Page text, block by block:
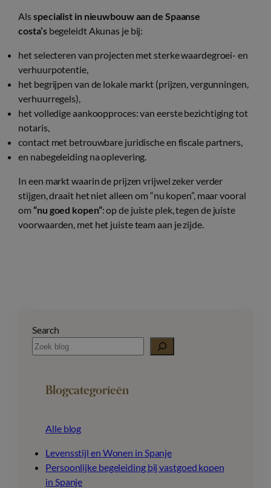
Alsspecialist in nieuwbouw aan de Spaanse
costa’sbegeleidt Akunas je bij:
het selecteren van projecten met sterke waardegroei- en
verhuurpotentie,
het begrijpen van de lokale markt (prijzen, vergunningen,
verhuurregels),
het volledige aankoopproces: van eerste bezichtiging tot
notaris,
contact met betrouwbare juridische en fiscale partners,
en nabegeleiding na oplevering.
In een markt waarin de prijzen vrijwel zeker verder
stijgen, draait het niet alleen om “nu kopen”, maar vooral
om “nu goed kopen”: op de juiste plek, tegen de juiste
voorwaarden, met het juiste team aan je zijde.
Search
Blogcategorieën
Alle blog
Levensstijl en Wonen in Spanje
Persoonlijke begeleiding bij vastgoed kopen
in Spanje